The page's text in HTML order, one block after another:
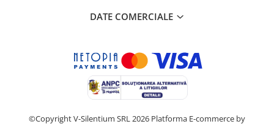
DATE COMERCIALE
©Copyright V-Silentium SRL 2026 Platforma E-commerce by